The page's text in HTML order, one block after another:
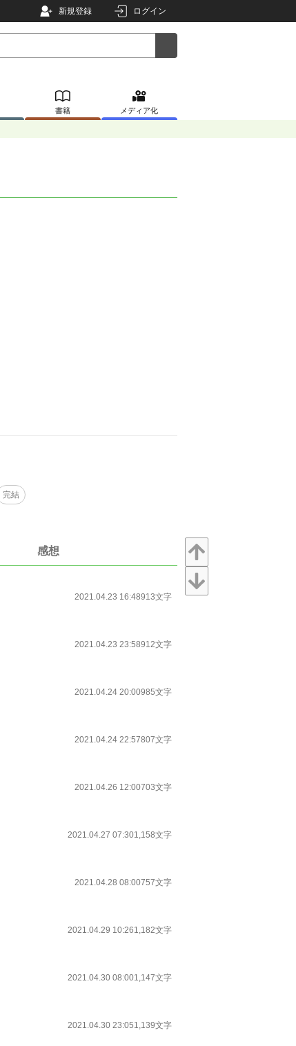
新規登録 ログイン
書籍 メディア化
完結
感想
2021.04.23 16:48913文字
2021.04.23 23:58912文字
2021.04.24 20:00985文字
2021.04.24 22:57807文字
2021.04.26 12:00703文字
2021.04.27 07:301,158文字
2021.04.28 08:00757文字
2021.04.29 10:261,182文字
2021.04.30 08:001,147文字
2021.04.30 23:051,139文字